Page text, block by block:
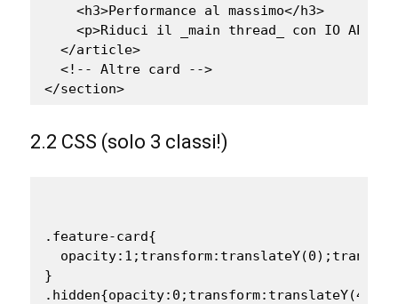
    <h3>Performance al massimo</h3>
<p>Riduci il _main thread_ con IO
  </article>
  <!-- Altre card -->
</section>
2.2 CSS (solo 3 classi!)
.feature-card{
}